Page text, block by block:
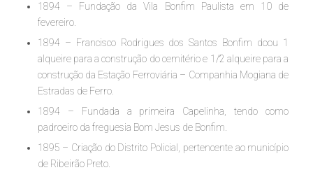
1894 – Fundação da Vila Bonfim Paulista em 10 de
fevereiro.
1894 – Francisco Rodrigues dos Santos Bonfim doou 1
alqueire para a construção do cemitério e 1/2 alqueire para a
construção da Estação Ferroviária – Companhia Mogiana de
Estradas de Ferro.
1894 – Fundada a primeira Capelinha, tendo como
padroeiro da freguesia Bom Jesus de Bonfim.
1895 – Criação do Distrito Policial, pertencente ao município
de Ribeirão Preto.